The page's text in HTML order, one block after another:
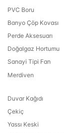
PVC Boru
Banyo Çöp Kovası
Perde Aksesuarı
Doğalgaz Hortumu
Sanayi Tipi Fan
Merdiven
Duvar Kağıdı
Çekiç
Yassı Keski